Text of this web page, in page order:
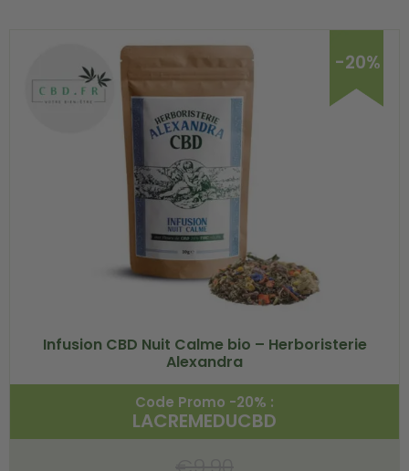
-20%
Infusion CBD Nuit Calme bio – Herboristerie
Alexandra
Code Promo -20% :
LACREMEDUCBD